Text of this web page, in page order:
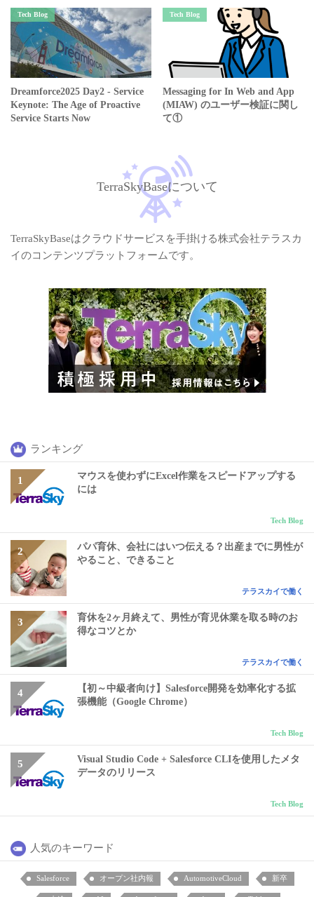
Tech Blog
Dreamforce2025 Day2 - Service
Keynote: The Age of Proactive
Service Starts Now
Tech Blog
Messaging for In Web and App
(MIAW) のユーザー検証に関し
て①
TerraSkyBaseについて
TerraSkyBaseはクラウドサービスを手掛ける株式会社テラスカ
イのコンテンツプラットフォームです。
ランキング
マウスを使わずにExcel作業をスピードアップする
には
Tech Blog
パパ育休、会社にはいつ伝える？出産までに男性が
やること、できること
テラスカイで働く
育休を2ヶ月終えて、男性が育児休業を取る時のお
得なコツとか
テラスカイで働く
【初～中級者向け】Salesforce開発を効率化する拡
張機能（Google Chrome）
Tech Blog
Visual Studio Code + Salesforce CLIを使用したメタ
データのリリース
Tech Blog
人気のキーワード
Salesforce オープン社内報 AutomotiveCloud 新卒